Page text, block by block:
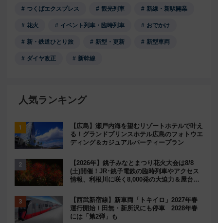
つくばエクスプレス 観光列車 新線・新駅開業
花火 イベント列車・臨時列車 おでかけ
新・鉄道ひとり旅 新型・更新 新型車両
ダイヤ改正 新幹線
人気ランキング
【広島】瀬戸内海を望むリゾートホテルで叶え
る！グランドプリンスホテル広島のフォトウエ
ディング＆カジュアルパーティープラン
【2026年】銚子みなとまつり花火大会は8/8
(土)開催！JR･銚子電鉄の臨時列車やアクセス
情報、利根川に咲く8,000発の大迫力＆屋台を
【西武新宿線】新車両「トキイロ」2027年春
運行開始！田無・新所沢にも停車 2028年春
には「第2弾」も